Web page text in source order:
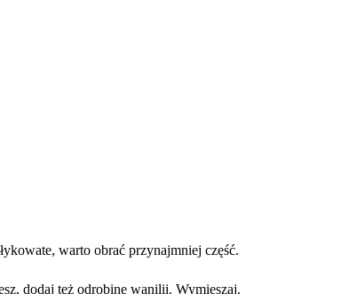
warto obrać przynajmniej część.
dodaj też odrobinę wanilii. Wymieszaj.